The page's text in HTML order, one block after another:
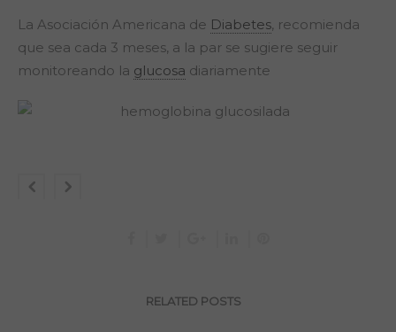
La Asociación Americana de Diabetes, recomienda
que sea cada 3 meses, a la par se sugiere seguir
monitoreando la glucosa diariamente
RELATED POSTS